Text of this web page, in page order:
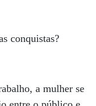
conquistas?
a mulher se